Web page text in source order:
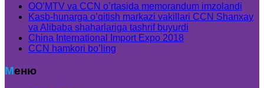
OO’MTV va CCN o’rtasida memorandum imzolandi
Kasb-hunarga o’qitish markazi vakillari CCN Shanxay
va Alibaba shaharlariga tashrif buyurdi
China International Import Expo 2018
CCN hamkori bo’ling
Меню